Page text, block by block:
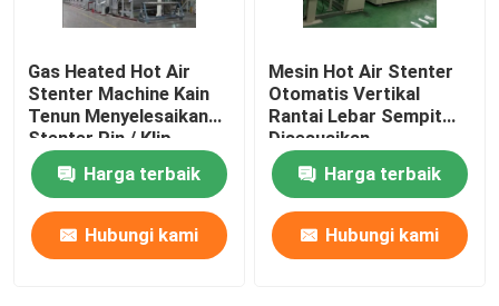
Tur Pabrik
Kontrol kualitas
Hubungi kami
Berita
Gas Heated Hot Air
Stenter Machine Kain
Tenun Menyelesaikan
Stenter Pin / Klip
Gabungan
Harga terbaik
Hubungi kami
Mesin Hot Air Stenter
Otomatis Vertikal
Rantai Lebar Sempit
Disesuaikan
Harga terbaik
Hubungi kami